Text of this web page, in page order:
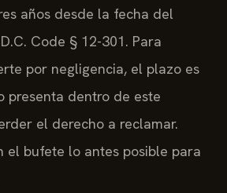
años desde la fecha del
Code § 12-301. Para
por negligencia, el plazo es
presenta dentro de este
el derecho a reclamar.
el bufete lo antes posible para